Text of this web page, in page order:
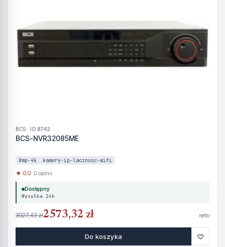
BCS · ID 8742
BCS-NVR32085ME
8mp-4k kamery-ip-lacznosc-wifi
★ 0.0· 0 opinii
Dostępny
Wysyłka 24h
3027,43 zł2573,32 zł netto
Do koszyka ♡